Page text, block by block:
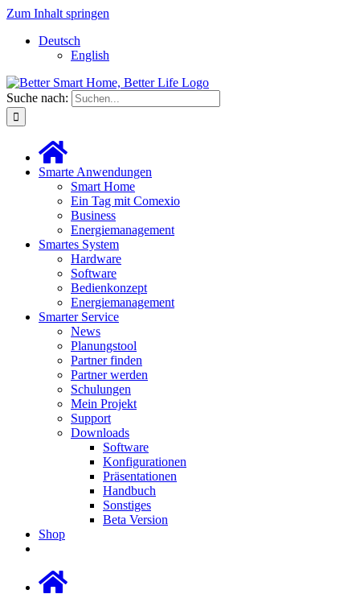
Zum Inhalt springen
Deutsch
English
Suche nach:
Smarte Anwendungen
Smart Home
Ein Tag mit Comexio
Business
Energiemanagement
Smartes System
Hardware
Software
Bedienkonzept
Energiemanagement
Smarter Service
News
Planungstool
Partner finden
Partner werden
Schulungen
Mein Projekt
Support
Downloads
Software
Konfigurationen
Präsentationen
Handbuch
Sonstiges
Beta Version
Shop